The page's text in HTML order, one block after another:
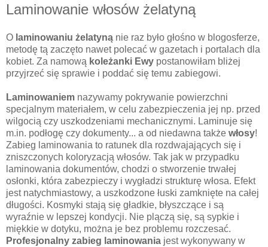
Laminowanie włosów żelatyną
O laminowaniu żelatyną nie raz było głośno w blogosferze,
metodę tą zaczęto nawet polecać w gazetach i portalach dla
kobiet. Za namową koleżanki Ewy postanowiłam bliżej
przyjrzeć się sprawie i poddać się temu zabiegowi.
Laminowaniem nazywamy pokrywanie powierzchni
specjalnym materiałem, w celu zabezpieczenia jej np. przed
wilgocią czy uszkodzeniami mechanicznymi. Laminuje się
m.in. podłogę czy dokumenty... a od niedawna także włosy!
Zabieg laminowania to ratunek dla rozdwajających się i
zniszczonych koloryzacją włosów. Tak jak w przypadku
laminowania dokumentów, chodzi o stworzenie trwałej
osłonki, która zabezpieczy i wygładzi strukturę włosa. Efekt
jest natychmiastowy, a uszkodzone łuski zamknięte na całej
długości. Kosmyki stają się gładkie, błyszczące i są
wyraźnie w lepszej kondycji. Nie plączą się, są sypkie i
miękkie w dotyku, można je bez problemu rozczesać.
Profesjonalny zabieg laminowania jest wykonywany w